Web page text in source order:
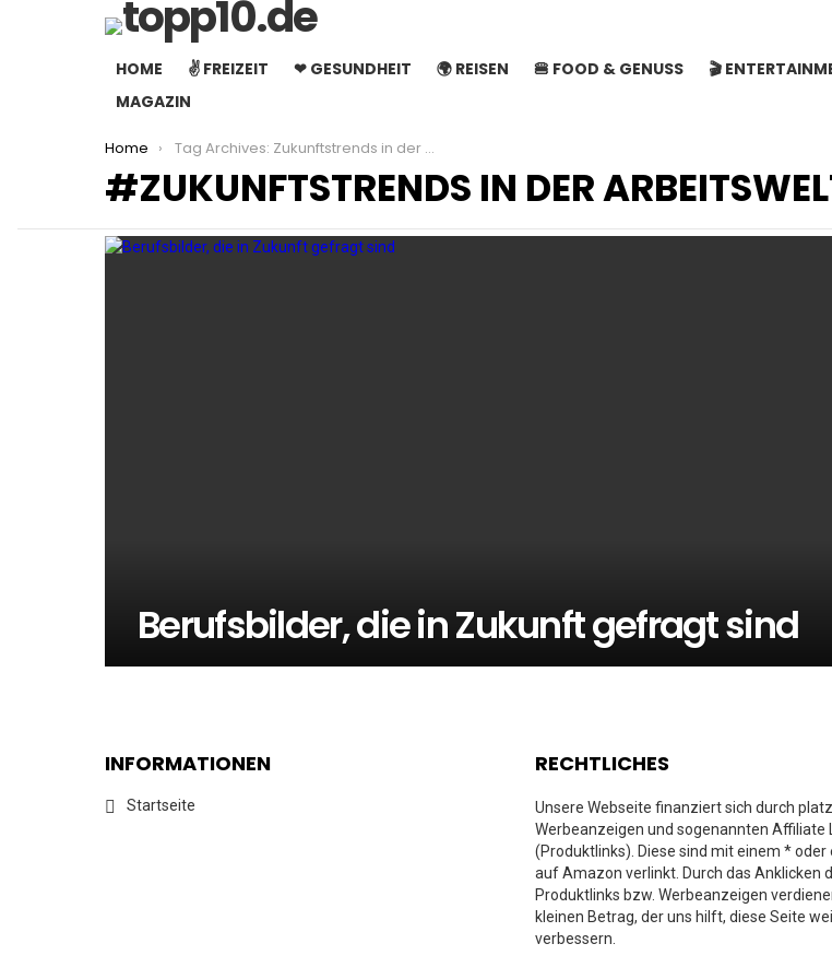
HOME ✌ FREIZEIT ❤ GESUNDHEIT 🌍 REISEN 🍔 FOOD & GENUSS 🎬
MAGAZIN
You are here:
Home Tag Archives: Zukunftstrends in der Arbeitswelt
ZUKUNFTSTRENDS IN DER
LATEST
STORIES
Berufsbilder, die in Zukunft gefragt sind
INFORMATIONEN
Startseite
RECHTLICHES
Unsere Webseite finanziert sich durch
Werbeanzeigen und sogenannten Affiliate
(Produktlinks). Diese sind mit einem * oder
auf Amazon verlinkt. Durch das Anklicken
Produktlinks bzw. Werbeanzeigen
kleinen Betrag, der uns hilft, diese Seite
verbessern.